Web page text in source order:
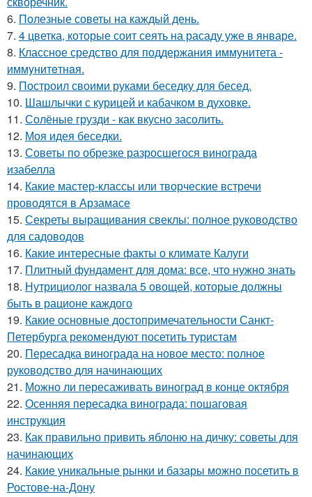
6. Полезные советы на каждый день.
7. 4 цветка, которые соит сеять на расаду уже в январе.
8. Классное средство для поддержания иммунитета -
иммyнитeтнaя.
9. Построил своими руками беседку для бесед.
10. Шашлычки с курицей и кабачком в духовке.
11. Солёные грузди - как вкусно засолить.
12. Моя идея беседки.
13. Советы по обрезке разросшегося винограда
изабелла
14. Какие мастер-классы или творческие встречи
проводятся в Арзамасе
15. Секреты выращивания свеклы: полное руководство
для садоводов
16. Какие интересные факты о климате Калуги
17. Плитный фундамент для дома: все, что нужно знать
18. Нутрициолог назвала 5 овощей, которые должны
быть в рационе каждого
19. Какие основные достопримечательности Санкт-
Петербурга рекомендуют посетить туристам
20. Пересадка винограда на новое место: полное
руководство для начинающих
21. Можно ли пересаживать виноград в конце октября
22. Осенняя пересадка винограда: пошаговая
инструкция
23. Как правильно привить яблоню на дичку: советы для
начинающих
24. Какие уникальные рынки и базары можно посетить в
Ростове-на-Дону